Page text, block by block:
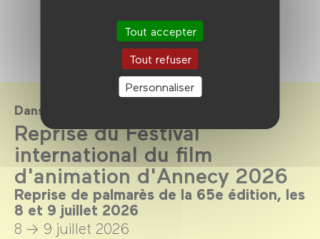
Tout accepter
Tout refuser
Personnaliser
Dans le cadre de
Reprise du Festival
international du film
d'animation d'Annecy 2026
Reprise de palmarès de la 65e édition, les
8 et 9 juillet 2026
8 → 9 juillet 2026